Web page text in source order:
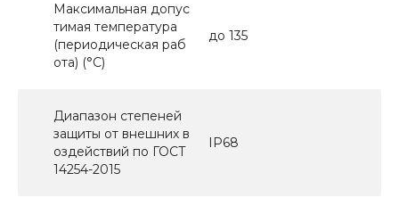
Максимальная допус
тимая температура
(периодическая раб
ота) (°C)
до 135
Диапазон степеней
защиты от внешних в
оздействий по ГОСТ
14254-2015
IP68